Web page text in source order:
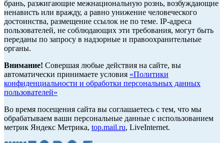
брань, разжигающие межнациональную рознь, возбуждающие
ненависть или вражду, а равно унижение человеческого
достоинства, размещение ссылок не по теме. IP-адреса
пользователей, не соблюдающих эти требования, могут быть
переданы по запросу в надзорные и правоохранительные
органы.
Внимание! Совершая любые действия на сайте, вы
автоматически принимаете условия «Политики
конфиденциальности и обработки персональных данных
пользователей»
Во время посещения сайта вы соглашаетесь с тем, что мы
обрабатываем ваши персональные данные с использованием
метрик Яндекс Метрика, top.mail.ru, LiveInternet.